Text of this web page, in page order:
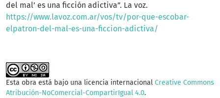
del mal’ es una ficción adictiva”. La voz.
https://www.lavoz.com.ar/vos/tv/por-que-escobar-
elpatron-del-mal-es-una-ficcion-adictiva/
Esta obra está bajo una licencia internacional Creative Commons
Atribución-NoComercial-CompartirIgual 4.0.